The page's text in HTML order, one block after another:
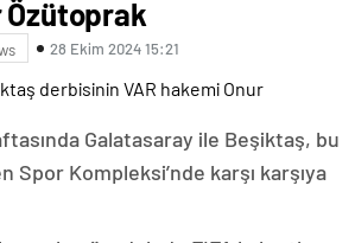
Özütoprak
28 Ekim 2024 15:21
Galatasaray ile Beşiktaş, bu
Spor Kompleksi’nde karşı karşıya